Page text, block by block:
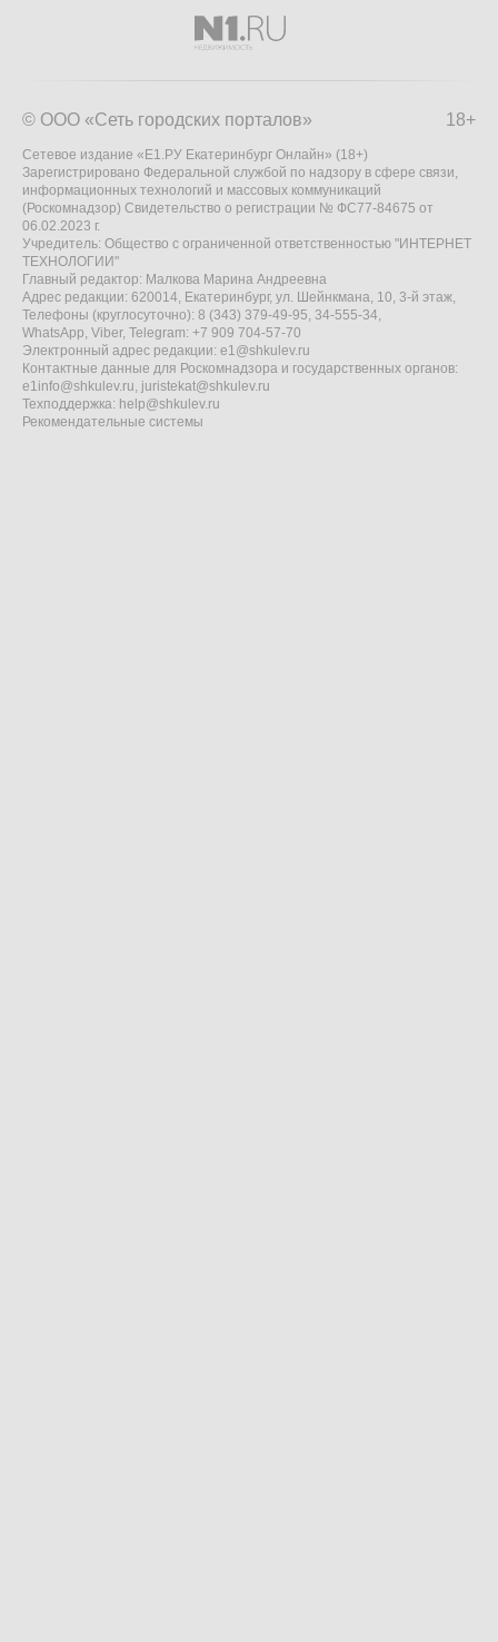
18+
© ООО «Сеть городских порталов»
Сетевое издание «Е1.РУ Екатеринбург Онлайн» (18+)
Зарегистрировано Федеральной службой по надзору в сфере связи,
информационных технологий и массовых коммуникаций
(Роскомнадзор) Свидетельство о регистрации № ФС77-84675 от
06.02.2023 г.
Учредитель: Общество с ограниченной ответственностью "ИНТЕРНЕТ
ТЕХНОЛОГИИ"
Главный редактор: Малкова Марина Андреевна
Адрес редакции: 620014, Екатеринбург, ул. Шейнкмана, 10, 3-й этаж,
Телефоны (круглосуточно): 8 (343) 379-49-95, 34-555-34,
WhatsApp, Viber, Telegram: +7 909 704-57-70
Электронный адрес редакции: e1@shkulev.ru
Контактные данные для Роскомнадзора и государственных органов:
e1info@shkulev.ru, juristekat@shkulev.ru
Техподдержка: help@shkulev.ru
Рекомендательные системы